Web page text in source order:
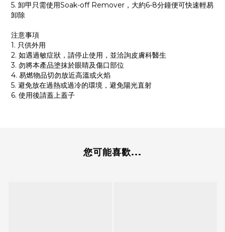
5. 卸甲只需使用Soak-off Remover，大約6-8分鐘便可快速輕易
卸除
注意事項
1. 只供外用
2. 如遇過敏症狀，請停止使用，並洽詢皮膚科醫生
3. 勿將本產品塗抹於眼睛及傷口部位
4. 易燃物品切勿放近高溫或火焰
5. 避免放在過熱或過冷的環境，避免陽光直射
6. 使用後請蓋上蓋子
您可能喜歡...